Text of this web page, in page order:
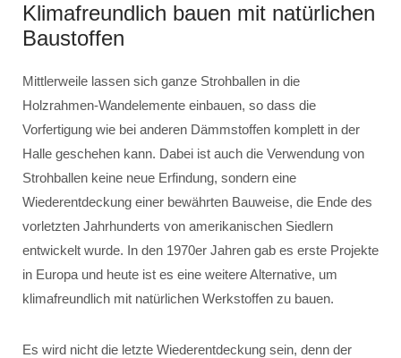
Klimafreundlich bauen mit natürlichen
Baustoffen
Mittlerweile lassen sich ganze Strohballen in die
Holzrahmen-Wandelemente einbauen, so dass die
Vorfertigung wie bei anderen Dämmstoffen komplett in der
Halle geschehen kann. Dabei ist auch die Verwendung von
Strohballen keine neue Erfindung, sondern eine
Wiederentdeckung einer bewährten Bauweise, die Ende des
vorletzten Jahrhunderts von amerikanischen Siedlern
entwickelt wurde. In den 1970er Jahren gab es erste Projekte
in Europa und heute ist es eine weitere Alternative, um
klimafreundlich mit natürlichen Werkstoffen zu bauen.
Es wird nicht die letzte Wiederentdeckung sein, denn der